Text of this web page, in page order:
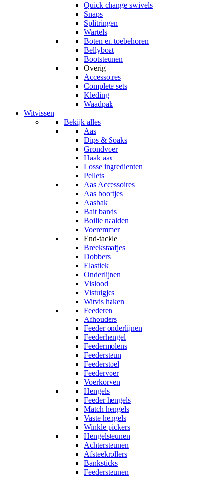
Quick change swivels
Snaps
Splitringen
Wartels
Boten en toebehoren
Bellyboat
Bootsteunen
Overig
Accessoires
Complete sets
Kleding
Waadpak
Witvissen
Bekijk alles
Aas
Dips & Soaks
Grondvoer
Haak aas
Losse ingredienten
Pellets
Aas Accessoires
Aas boortjes
Aasbak
Bait bands
Boilie naalden
Voeremmer
End-tackle
Breekstaafjes
Dobbers
Elastiek
Onderlijnen
Vislood
Vistuigjes
Witvis haken
Feederen
Afhouders
Feeder onderlijnen
Feederhengel
Feedermolens
Feedersteun
Feederstoel
Feedervoer
Voerkorven
Hengels
Feeder hengels
Match hengels
Vaste hengels
Winkle pickers
Hengelsteunen
Achtersteunen
Afsteekrollers
Banksticks
Feedersteunen